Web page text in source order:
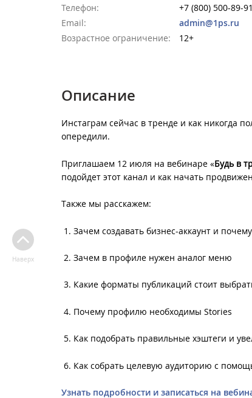
Телефон:
+7 (800) 500-89-91
Email:
admin@1ps.ru
Возрастное ограничение:
12+
Описание
Инстаграм сейчас в тренде и как никогда
опередили.
Приглашаем 12 июля на вебинаре «Будь в
подойдет этот канал и как начать
Также мы расскажем:
Зачем создавать бизнес-аккаунт и
Зачем в профиле нужен аналог меню
Какие форматы публикаций стоит
Почему профилю необходимы Stories
Как подобрать правильные хэштеги и
Как собрать целевую аудиторию с
Узнать подробности и записаться на
Наверх